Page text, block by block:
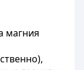
магния